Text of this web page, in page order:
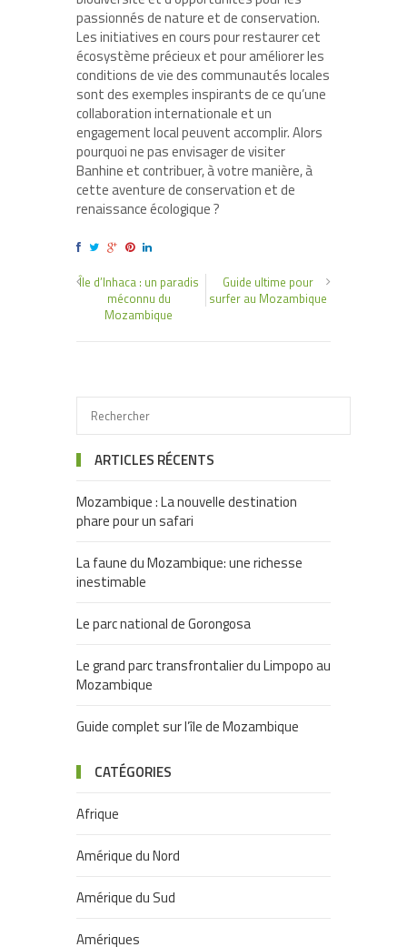
passionnés de nature et de conservation.
Les initiatives en cours pour restaurer cet
écosystème précieux et pour améliorer les
conditions de vie des communautés locales
sont des exemples inspirants de ce qu’une
collaboration internationale et un
engagement local peuvent accomplir. Alors
pourquoi ne pas envisager de visiter
Banhine et contribuer, à votre manière, à
cette aventure de conservation et de
renaissance écologique ?
Île d’Inhaca : un paradis
méconnu du
Mozambique
Guide ultime pour
surfer au Mozambique
ARTICLES RÉCENTS
Mozambique : La nouvelle destination
phare pour un safari
La faune du Mozambique: une richesse
inestimable
Le parc national de Gorongosa
Le grand parc transfrontalier du Limpopo au
Mozambique
Guide complet sur l’île de Mozambique
CATÉGORIES
Afrique
Amérique du Nord
Amérique du Sud
Amériques